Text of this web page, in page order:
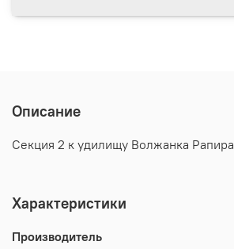
Описание
Секция 2 к удилищу Волжанка Рапира
Характеристики
Производитель